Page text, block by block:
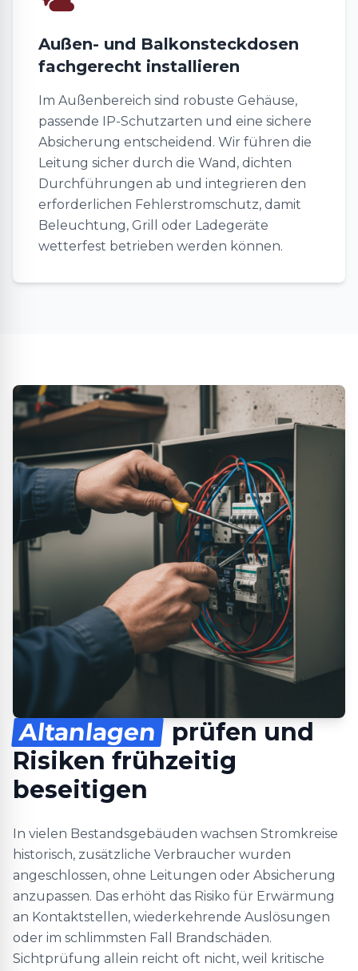
Außen- und Balkonsteckdosen
fachgerecht installieren
Im Außenbereich sind robuste Gehäuse,
passende IP-Schutzarten und eine sichere
Absicherung entscheidend. Wir führen die
Leitung sicher durch die Wand, dichten
Durchführungen ab und integrieren den
erforderlichen Fehlerstromschutz, damit
Beleuchtung, Grill oder Ladegeräte
wetterfest betrieben werden können.
Altanlagen
prüfen und
Risiken frühzeitig
beseitigen
In vielen Bestandsgebäuden wachsen Stromkreise
historisch, zusätzliche Verbraucher wurden
angeschlossen, ohne Leitungen oder Absicherung
anzupassen. Das erhöht das Risiko für Erwärmung
an Kontaktstellen, wiederkehrende Auslösungen
oder im schlimmsten Fall Brandschäden.
Sichtprüfung allein reicht oft nicht, weil kritische